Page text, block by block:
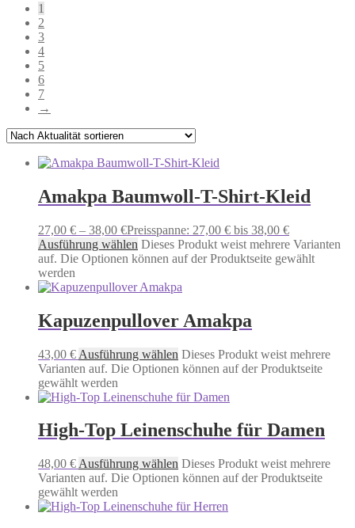
1
2
3
4
5
6
7
→
Amakpa Baumwoll-T-Shirt-Kleid
27,00 € – 38,00 €Preisspanne: 27,00 € bis 38,00 €
Ausführung wählen Dieses Produkt weist mehrere Varianten
auf. Die Optionen können auf der Produktseite gewählt
werden
Kapuzenpullover Amakpa
43,00 € Ausführung wählen Dieses Produkt weist mehrere
Varianten auf. Die Optionen können auf der Produktseite
gewählt werden
High-Top Leinenschuhe für Damen
48,00 € Ausführung wählen Dieses Produkt weist mehrere
Varianten auf. Die Optionen können auf der Produktseite
gewählt werden